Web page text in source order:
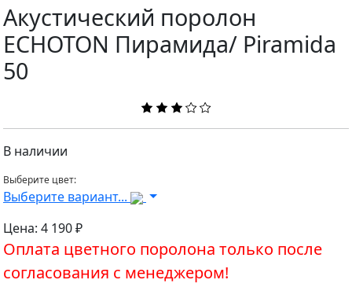
Акустический поролон
ECHOTON Пирамида/ Piramida
50
В наличии
Выберите цвет:
Выберите вариант...
Цена: 4 190 ₽
Оплата цветного поролона только после
согласования с менеджером!